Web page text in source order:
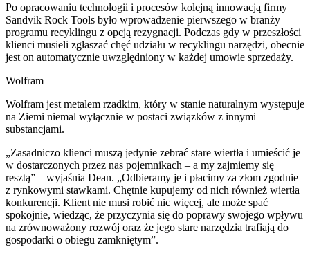
Po opracowaniu technologii i procesów kolejną innowacją firmy
Sandvik Rock Tools było wprowadzenie pierwszego w branży
programu recyklingu z opcją rezygnacji. Podczas gdy w przeszłości
klienci musieli zgłaszać chęć udziału w recyklingu narzędzi, obecnie
jest on automatycznie uwzględniony w każdej umowie sprzedaży.
Wolfram
Wolfram jest metalem rzadkim, który w stanie naturalnym występuje
na Ziemi niemal wyłącznie w postaci związków z innymi
substancjami.
„Zasadniczo klienci muszą jedynie zebrać stare wiertła i umieścić je
w dostarczonych przez nas pojemnikach – a my zajmiemy się
resztą” – wyjaśnia Dean. „Odbieramy je i płacimy za złom zgodnie
z rynkowymi stawkami. Chętnie kupujemy od nich również wiertła
konkurencji. Klient nie musi robić nic więcej, ale może spać
spokojnie, wiedząc, że przyczynia się do poprawy swojego wpływu
na zrównoważony rozwój oraz że jego stare narzędzia trafiają do
gospodarki o obiegu zamkniętym”.